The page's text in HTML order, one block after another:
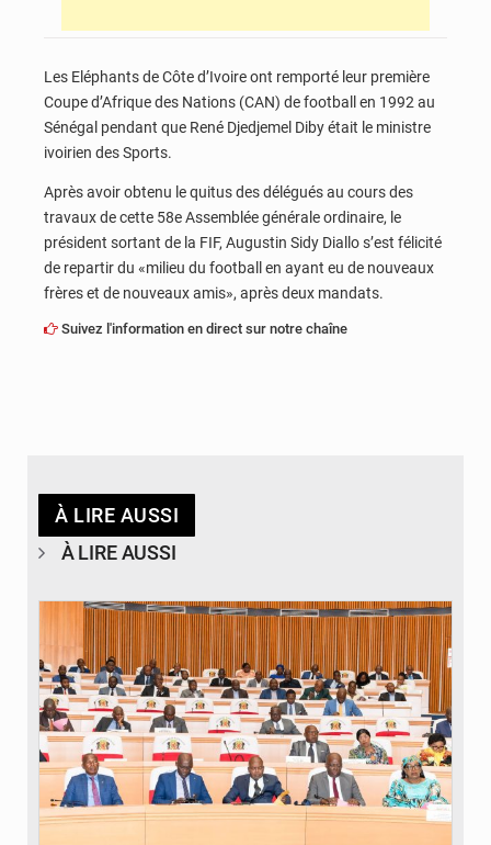
Les Eléphants de Côte d’Ivoire ont remporté leur première
Coupe d’Afrique des Nations (CAN) de football en 1992 au
Sénégal pendant que René Djedjemel Diby était le ministre
ivoirien des Sports.
Après avoir obtenu le quitus des délégués au cours des
travaux de cette 58e Assemblée générale ordinaire, le
président sortant de la FIF, Augustin Sidy Diallo s’est félicité
de repartir du «milieu du football en ayant eu de nouveaux
frères et de nouveaux amis», après deux mandats.
Suivez l'information en direct sur notre chaîne
À LIRE AUSSI
À LIRE AUSSI